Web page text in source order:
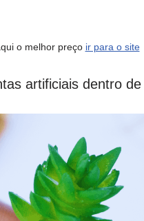
o melhor preço ir para o site
artificiais dentro